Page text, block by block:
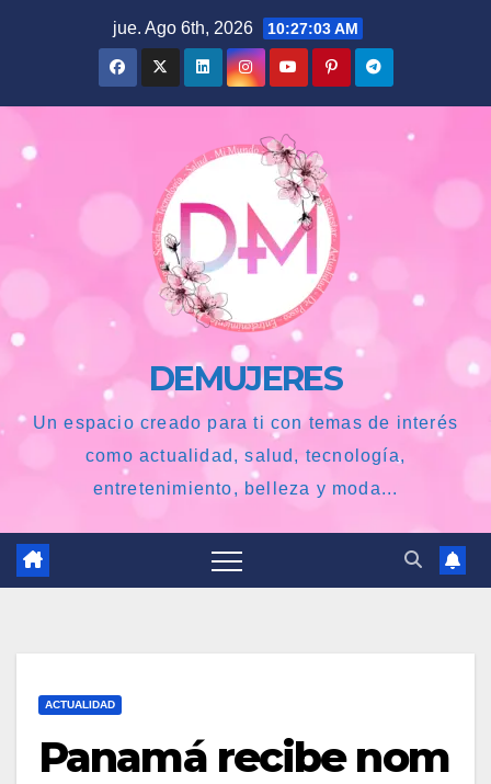
jue. Ago 6th, 2026 10:27:04 AM
DEMUJERES
Un espacio creado para ti con temas de interés
como actualidad, salud, tecnología,
entretenimiento, belleza y moda...
ACTUALIDAD
Panamá recibe nom